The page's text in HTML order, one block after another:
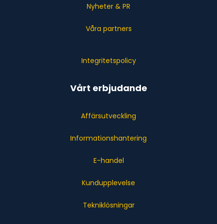
Nyheter & PR
Våra partners
Integritetspolicy
Vårt erbjudande
Affärsutveckling
Informationshantering
E-handel
Kundupplevelse
Tekniklösningar